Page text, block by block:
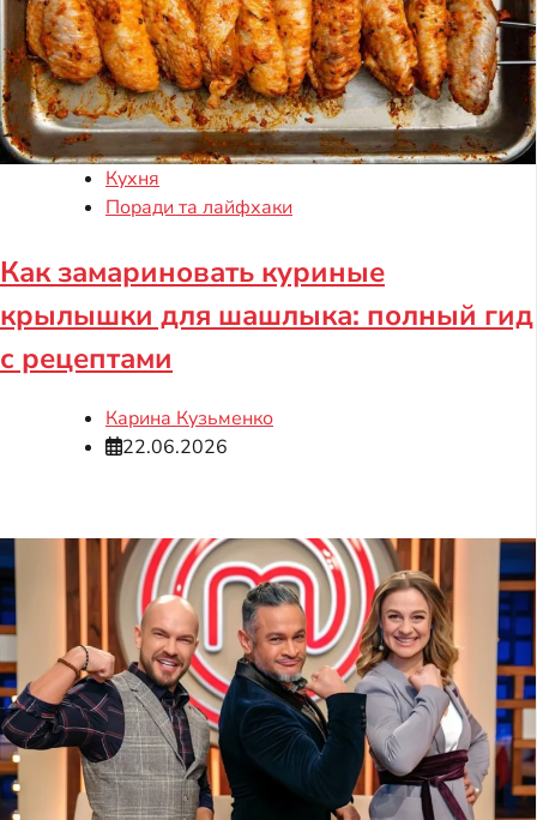
Кухня
Поради та лайфхаки
Как замариновать куриные
крылышки для шашлыка: полный гид
с рецептами
Карина Кузьменко
22.06.2026